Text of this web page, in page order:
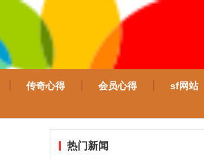
传奇心得 会员心得
sf网站
热门新闻